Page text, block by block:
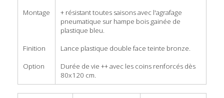
Montage
+ résistant toutes saisons avec l'agrafage
pneumatique sur hampe bois gainée de
plastique bleu.
Finition
Lance plastique double face teinte bronze.
Option
Durée de vie ++ avec les coins renforcés dès
80x120 cm.